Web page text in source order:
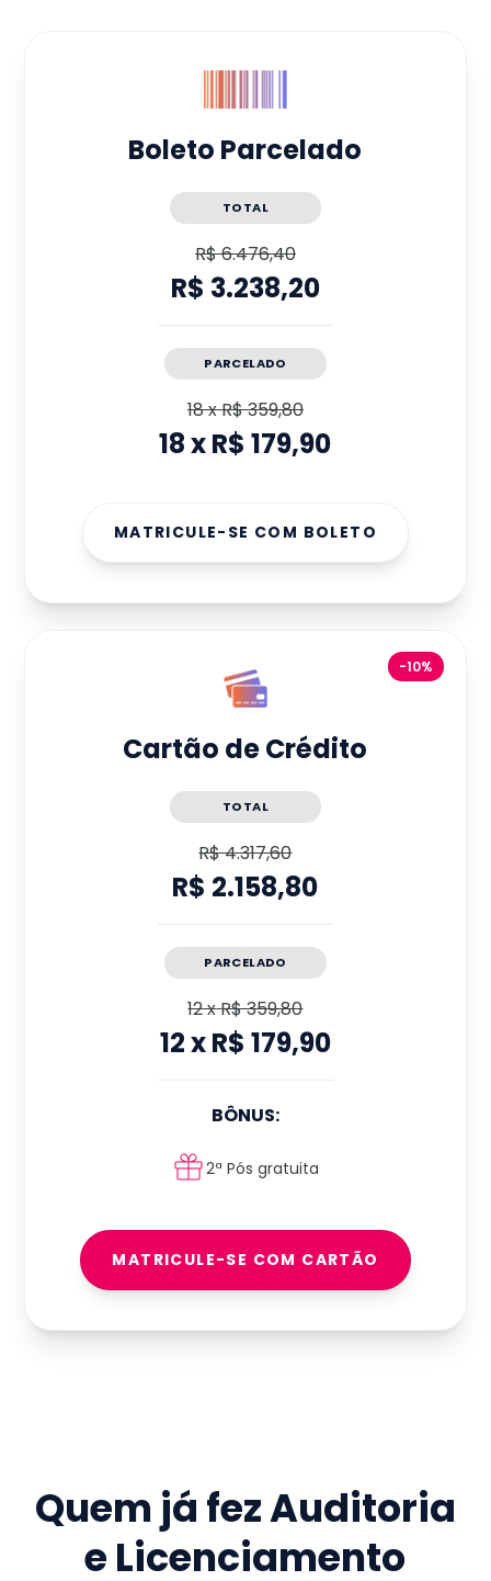
Boleto Parcelado
TOTAL
R$ 6.476,40
R$ 3.238,20
PARCELADO
18xR$ 359,80
18xR$ 179,90
MATRICULE-SE COM BOLETO
-10%
Cartão de Crédito
TOTAL
R$ 4.317,60
R$ 2.158,80
PARCELADO
12xR$ 359,80
12xR$ 179,90
BÔNUS:
2ª Pós gratuita
MATRICULE-SE COM CARTÃO
Quem já fezAuditoria
e Licenciamento